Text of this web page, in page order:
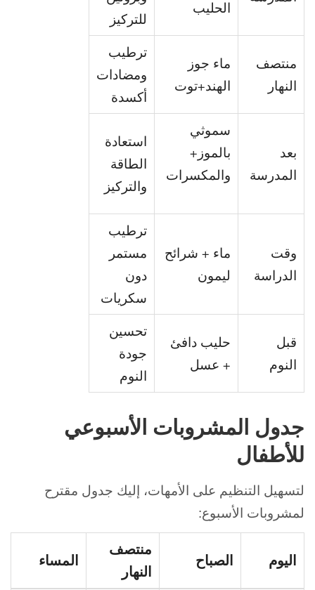
الحليب
للتركيز
منتصف
النهار
ماء جوز
الهند+توت
ترطيب
ومضادات
أكسدة
بعد
المدرسة
سموثي
بالموز+
والمكسرات
استعادة
الطاقة
والتركيز
وقت
الدراسة
ماء + شرائح
ليمون
ترطيب
مستمر
دون
سكريات
قبل
النوم
حليب دافئ
+ عسل
تحسين
جودة
النوم
جدول المشروبات الأسبوعي
للأطفال
لتسهيل التنظيم على الأمهات، إليك جدول مقترح
لمشروبات الأسبوع:
اليوم الصباح
منتصف
النهار
المساء